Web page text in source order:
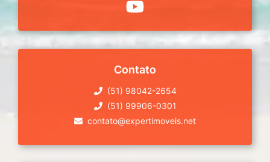
Contato
(51) 98042-2654
(51) 99906-0301
contato@expertimoveis.net